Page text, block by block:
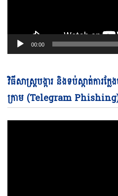
00:00
វិធីសាស្ត្របង្ការ និងទប់ស្កាត់ការក្
ក្រាម (Telegram